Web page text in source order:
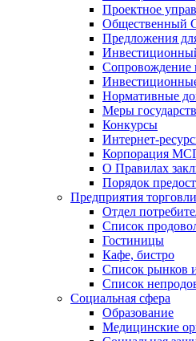
Проектное
Общественный
Предложения
Сопровождение
Нормативные
Меры
Конкурсы
Интернет-
Корпорация
О Правилах
Порядок
Предприятия
Отдел
Список
Гостиницы
Кафе, бистро
Cписок рынков
Список
Социальная сфера
Образование
Медицинские